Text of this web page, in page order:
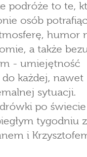
podróże to te,
osób
humor
a także
- umiejętność
każdej, nawet
sytuacji.
po świecie
tygodniu z
i